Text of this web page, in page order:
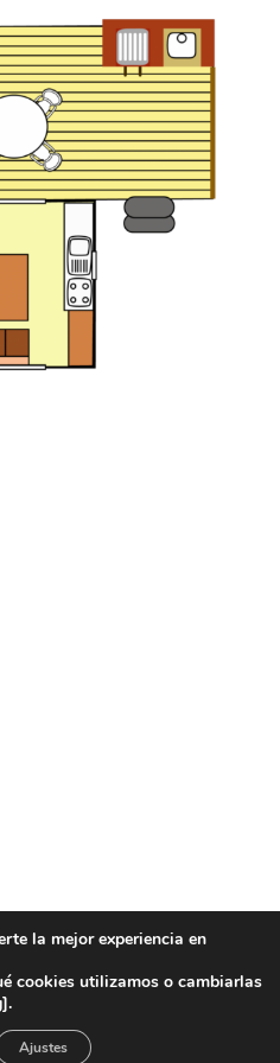
la mejor experiencia en
cookies utilizamos o cambiarlas
Ajustes